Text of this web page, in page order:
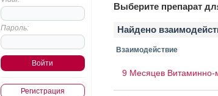
Пароль:
Регистрация
Выберите препарат
Найдено
Взаимодействие
9 Месяцев Витаминно-